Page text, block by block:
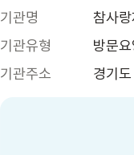
기관명
참사
기관유형
방문
기관주소
경기